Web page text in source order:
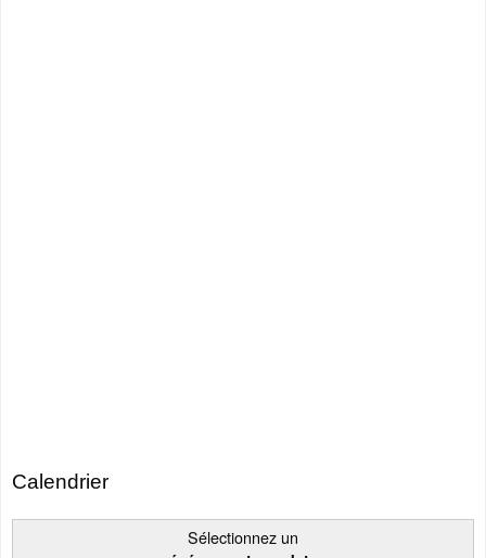
Calendrier
Sélectionnez un